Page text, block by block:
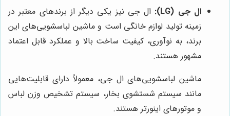
ال جی (LG):
ال جی نیز یکی دیگر از برندهای معتبر در
زمینه تولید لوازم خانگی است و ماشین لباسشویی‌های این
برند، به نوآوری، کیفیت ساخت بالا و عملکرد قابل اعتماد
مشهور هستند.
ماشین لباسشویی‌های ال جی، معمولاً دارای قابلیت‌هایی
مانند سیستم شستشوی بخار، سیستم تشخیص وزن لباس
و موتورهای اینورتر هستند.